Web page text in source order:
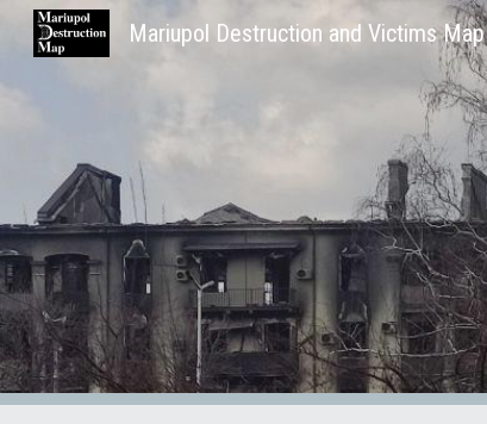
Mariupol Destruction and Victims Map